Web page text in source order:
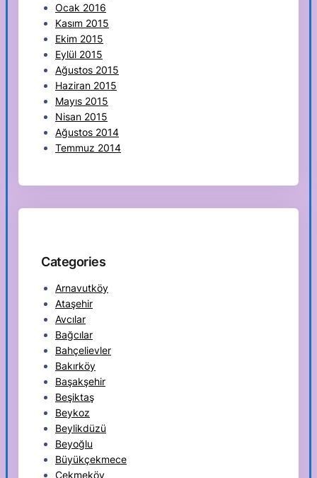
Ocak 2016
Kasım 2015
Ekim 2015
Eylül 2015
Ağustos 2015
Haziran 2015
Mayıs 2015
Nisan 2015
Ağustos 2014
Temmuz 2014
Categories
Arnavutköy
Ataşehir
Avcılar
Bağcılar
Bahçelievler
Bakırköy
Başakşehir
Beşiktaş
Beykoz
Beylikdüzü
Beyoğlu
Büyükçekmece
Çekmeköy